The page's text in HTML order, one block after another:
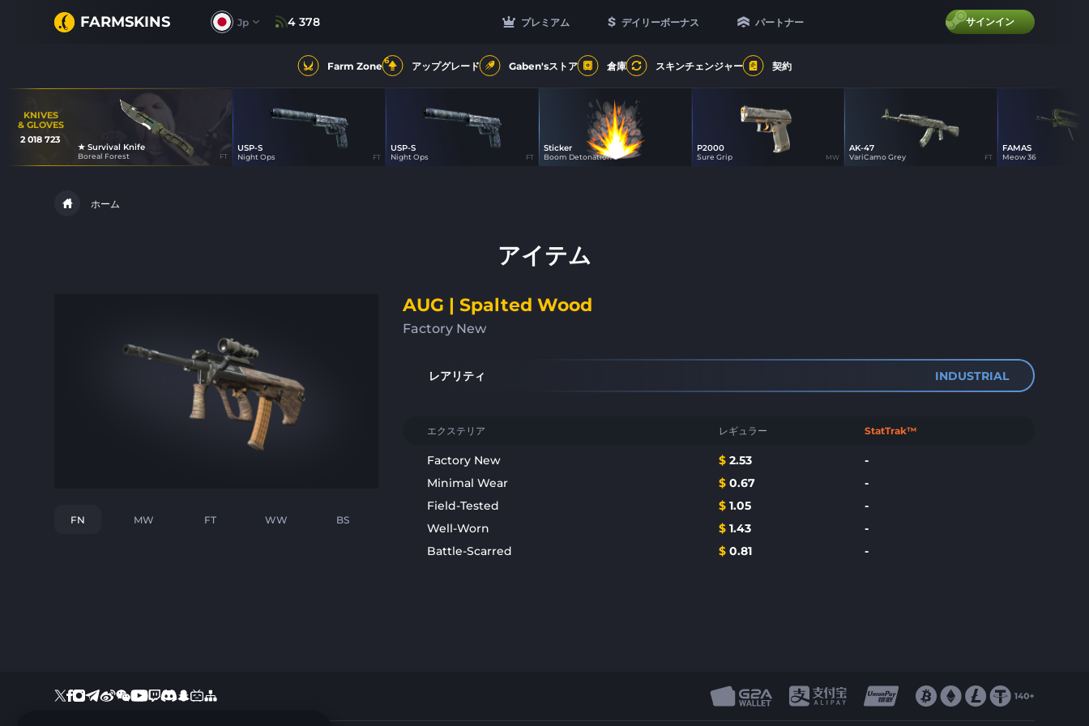
FARMSKINS プレミアム デイリーボーナス パートナー
Jp 4 378 サインイン
Farm Zone6 アップグレード Gaben'sストア 倉庫 スキンチェンジャー 契約
KNIVES
& GLOVES
2 018 723
★ Survival Knife
Boreal Forest FT
USP-S
Night Ops FT
USP-S
Night Ops FT 3
Sticker
Boom Detonation
P2000
Sure Grip MW 21
AK-47
VariCamo Grey FT
FAMAS
Meow 36
ホーム
アイテム
FN MW FT WW BS
AUG | Spalted Wood
Factory New
レアリティ INDUSTRIAL
エクステリア レギュラー StatTrak™
Factory New $ 2.53
-
Minimal Wear
$ 0.67
-
Field-Tested
$ 1.05
-
Well-Worn
$ 1.43
-
Battle-Scarred
$ 0.81 -